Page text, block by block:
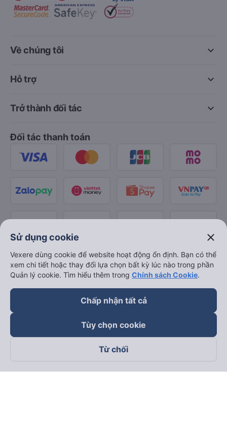
keyboard_arrow_down
Về chúng tôi
keyboard_arrow_down
Hỗ trợ
keyboard_arrow_down
Trở thành đối tác
Đối tác thanh toán
Theo dõi chúng tôi trên
Sử dụng cookie close
Vexere dùng cookie để website hoạt động ổn định. Bạn có thể
xem chi tiết hoặc thay đổi lựa chọn bất kỳ lúc nào trong phần
Quản lý cookie. Tìm hiểu thêm trong Chính sách Cookie.
Chấp nhận tất cả
Tùy chọn cookie
Từ chối